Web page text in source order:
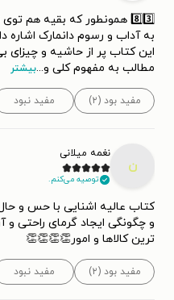
8️⃣3️⃣ همونطور که بقیه هم
به آداب و رسوم دانمارک
مطالب به مفهوم کلی و...بیشتر
مفید بود (۲) مفید نبود
ن
نغمه میلانی
توصیه می‌کنم.
کتاب عالیه اشنایی با حس و
و چگونگی ایجاد گرمای راحتی و
ترین کالاها و امور👏👏👏👏
مفید بود (۲) مفید نبود